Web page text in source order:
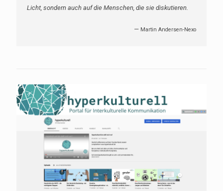
Licht, sondern auch auf die Menschen, die sie diskutieren.
— Martin Andersen-Nexo